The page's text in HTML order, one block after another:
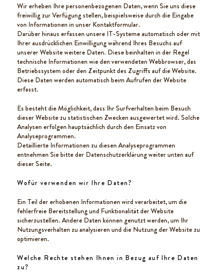
Wir erheben Ihre personenbezogenen Daten, wenn Sie uns diese
freiwillig zur Verfügung stellen, beispielsweise durch die Eingabe
von Informationen in unser Kontaktformular.
Darüber hinaus erfassen unsere IT-Systeme automatisch oder mit
Ihrer ausdrücklichen Einwilligung während Ihres Besuchs auf
unserer Website weitere Daten. Diese beinhalten in der Regel
technische Informationen wie den verwendeten Webbrowser, das
Betriebssystem oder den Zeitpunkt des Zugriffs auf die Website.
Diese Daten werden automatisch beim Aufrufen der Website
erfasst.
Es besteht die Möglichkeit, dass Ihr Surfverhalten beim Besuch
dieser Website zu statistischen Zwecken ausgewertet wird. Solche
Analysen erfolgen hauptsächlich durch den Einsatz von
Analyseprogrammen.
Detaillierte Informationen zu diesen Analyseprogrammen
entnehmen Sie bitte der Datenschutzerklärung weiter unten auf
dieser Seite.
Wofür verwenden wir Ihre Daten?
Ein Teil der erhobenen Informationen wird verarbeitet, um die
fehlerfreie Bereitstellung und Funktionalität der Website
sicherzustellen. Andere Daten können genutzt werden, um Ihr
Nutzungsverhalten zu analysieren und die Nutzung der Website zu
optimieren.
Welche Rechte stehen Ihnen in Bezug auf Ihre Daten
zu?